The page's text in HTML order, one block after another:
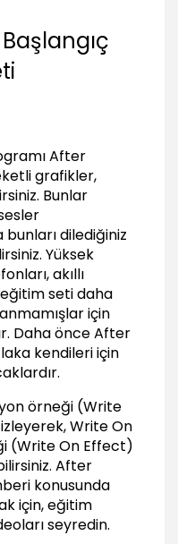
çalışma
(Align,
animasyonu
(Anchor
RAM Preview)
Tool
After
grafikler,
Bunlar
dilediğiniz
Yüksek
akıllı
seti daha
için
Daha önce After
kendileri için
örneği (Write
Write On
(Write On Effect)
After
konusunda
için, eğitim
seyredin.